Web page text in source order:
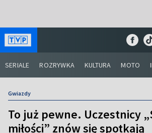
SERIALE ROZRYWKA KULTURA MOTO
Gwiazdy
To już pewne. Uczestnicy
miłości” znów się spotkają